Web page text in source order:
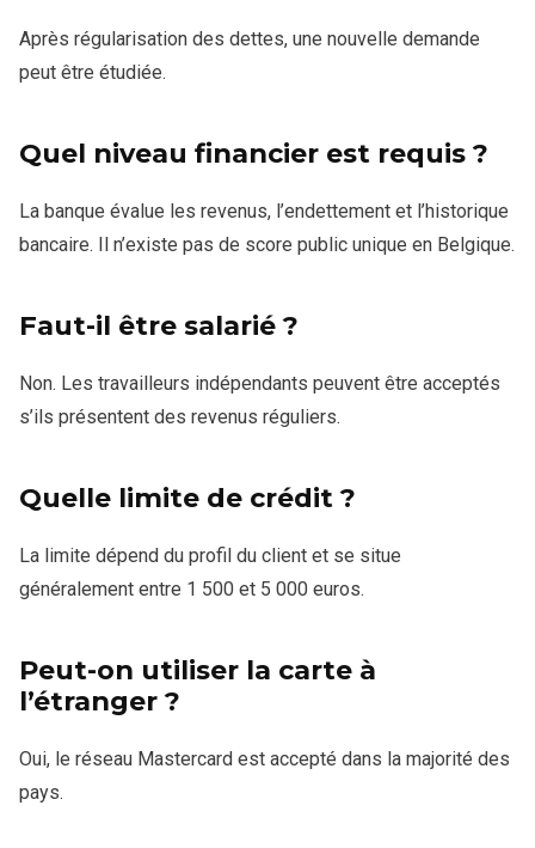
Après régularisation des dettes, une nouvelle demande
peut être étudiée.
Quel niveau financier est requis ?
La banque évalue les revenus, l’endettement et l’historique
bancaire. Il n’existe pas de score public unique en Belgique.
Faut-il être salarié ?
Non. Les travailleurs indépendants peuvent être acceptés
s’ils présentent des revenus réguliers.
Quelle limite de crédit ?
La limite dépend du profil du client et se situe
généralement entre 1 500 et 5 000 euros.
Peut-on utiliser la carte à
l’étranger ?
Oui, le réseau Mastercard est accepté dans la majorité des
pays.